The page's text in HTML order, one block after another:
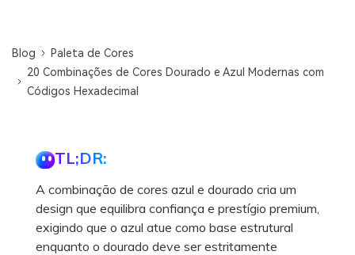
Blog
Paleta de Cores
20 Combinações de Cores Dourado e Azul Modernas com
Códigos Hexadecimal
TL;DR:
A combinação de cores azul e dourado cria um
design que equilibra confiança e prestígio premium,
exigindo que o azul atue como base estrutural
enquanto o dourado deve ser estritamente